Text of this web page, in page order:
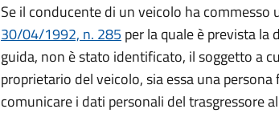
Se il conducente di un veicolo ha commesso
30/04/1992, n. 285 per la quale è prevista
guida, non è stato identificato, il soggetto a
proprietario del veicolo, sia essa una
comunicare i dati personali del trasgressore